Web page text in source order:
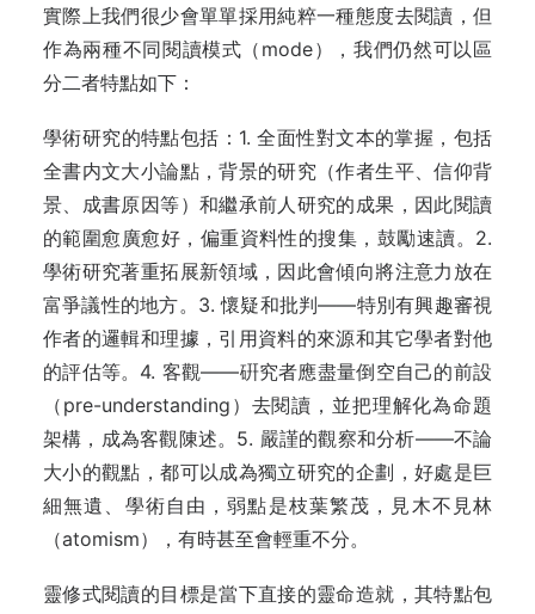
實際上我們很少會單單採用純粹一種態度去閱讀，但
作為兩種不同閱讀模式（mode），我們仍然可以區
分二者特點如下：
學術研究的特點包括：1. 全面性對文本的掌握，包括
全書内文大小論點，背景的研究（作者生平、信仰背
景、成書原因等）和繼承前人研究的成果，因此閱讀
的範圍愈廣愈好，偏重資料性的搜集，鼓勵速讀。2.
學術研究著重拓展新領域，因此會傾向將注意力放在
富爭議性的地方。3. 懷疑和批判——特別有興趣審視
作者的邏輯和理據，引用資料的來源和其它學者對他
的評估等。4. 客觀——硏究者應盡量倒空自己的前設
（pre-understanding）去閱讀，並把理解化為命題
架構，成為客觀陳述。5. 嚴謹的觀察和分析——不論
大小的觀點，都可以成為獨立研究的企劃，好處是巨
細無遺、學術自由，弱點是枝葉繁茂，見木不見林
（atomism），有時甚至會輕重不分。
靈修式閱讀的目標是當下直接的靈命造就，其特點包